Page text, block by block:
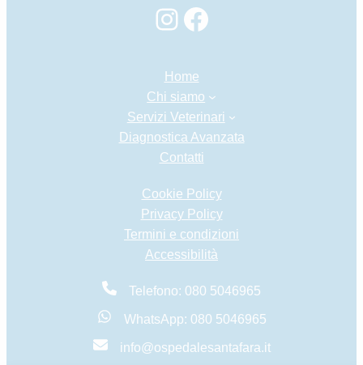
Instagram
Facebook
Home
Chi siamo
Servizi Veterinari
Diagnostica Avanzata
Contatti
Cookie Policy
Privacy Policy
Termini e condizioni
Accessibilità
Telefono: 080 5046965
WhatsApp: 080 5046965
info@ospedalesantafara.it